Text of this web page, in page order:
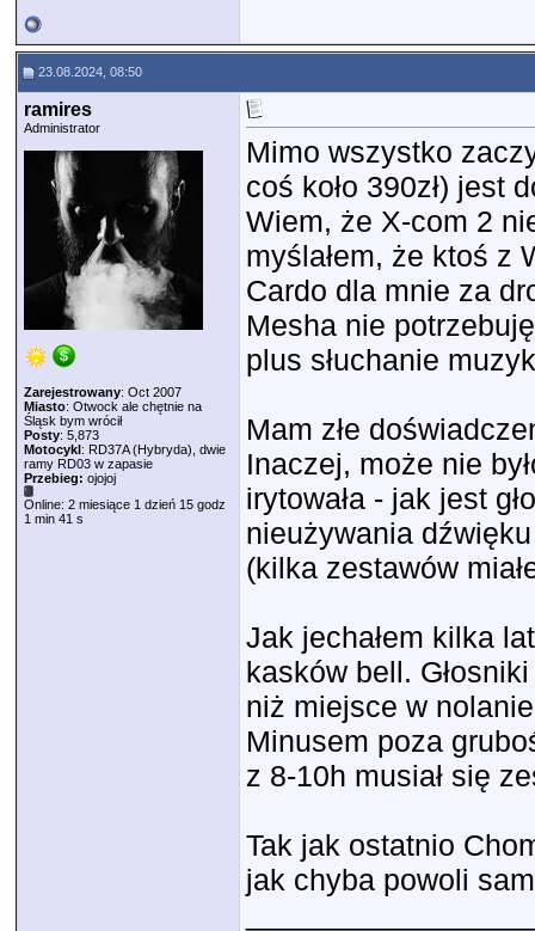
23.08.2024, 08:50
ramires
Administrator
Zarejestrowany: Oct 2007
Miasto: Otwock ale chętnie na
Śląsk bym wrócił
Posty: 5,873
Motocykl: RD37A (Hybryda), dwie
ramy RD03 w zapasie
Przebieg: ojojoj
Online: 2 miesiące 1 dzień 15 godz
1 min 41 s
Mimo wszystko
coś koło 390zł) jest
Wiem, że X-com 2
myślałem, że ktoś z
Cardo dla mnie za
Mesha nie
plus słuchanie
Mam złe
Inaczej, może nie
irytowała - jak jest
nieużywania
(kilka zestawów
Jak jechałem kilka
kasków bell.
niż miejsce w
Minusem poza
z 8-10h musiał się
Tak jak ostatnio
jak chyba powoli